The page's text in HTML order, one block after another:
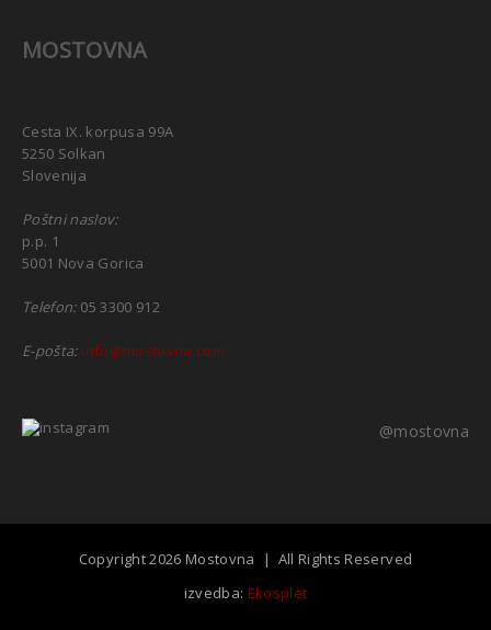
MOSTOVNA
Cesta IX. korpusa 99A
5250 Solkan
Slovenija
Poštni naslov:
p.p. 1
5001 Nova Gorica
Telefon:05 3300 912
E-pošta: info@mostovna.com
@mostovna
Copyright 2026 Mostovna | All Rights Reserved
izvedba: Ekosplet